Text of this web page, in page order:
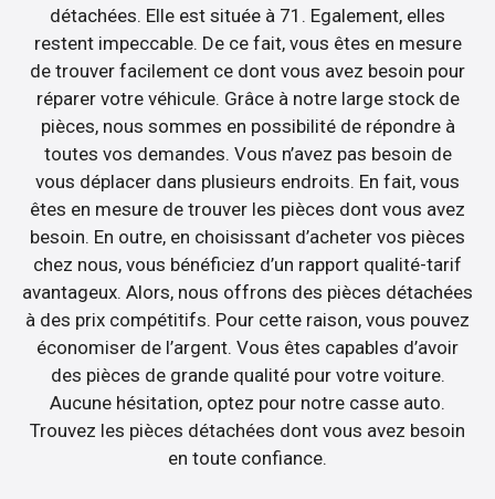
détachées. Elle est située à 71. Egalement, elles
restent impeccable. De ce fait, vous êtes en mesure
de trouver facilement ce dont vous avez besoin pour
réparer votre véhicule. Grâce à notre large stock de
pièces, nous sommes en possibilité de répondre à
toutes vos demandes. Vous n’avez pas besoin de
vous déplacer dans plusieurs endroits. En fait, vous
êtes en mesure de trouver les pièces dont vous avez
besoin. En outre, en choisissant d’acheter vos pièces
chez nous, vous bénéficiez d’un rapport qualité-tarif
avantageux. Alors, nous offrons des pièces détachées
à des prix compétitifs. Pour cette raison, vous pouvez
économiser de l’argent. Vous êtes capables d’avoir
des pièces de grande qualité pour votre voiture.
Aucune hésitation, optez pour notre casse auto.
Trouvez les pièces détachées dont vous avez besoin
en toute confiance.